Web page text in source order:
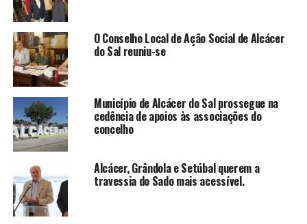
O Conselho Local de Ação Social de Alcácer
do Sal reuniu-se
Município de Alcácer do Sal prossegue na
cedência de apoios às associações do
concelho
Alcácer, Grândola e Setúbal querem a
travessia do Sado mais acessível.